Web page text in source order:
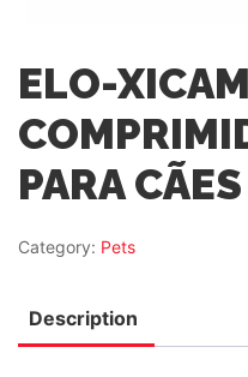
ELO-XICAM
PARA
Category: Pets
Description